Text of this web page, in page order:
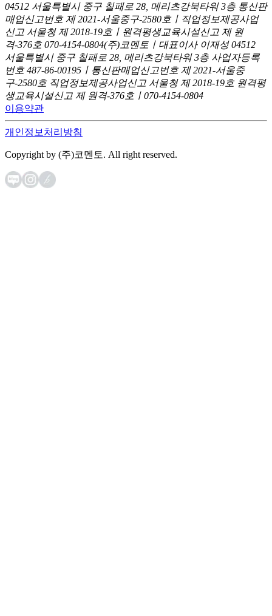
04512 서울특별시 중구 칠패로 28, 메리츠강북타워 3층 통신판
매업신고번호 제 2021-서울중구-2580호ㅣ직업정보제공사업
신고 서울청 제 2018-19호ㅣ원격평생교육시설신고 제 원
격-376호 070-4154-0804(주)코멘토ㅣ대표이사 이재성 04512
서울특별시 중구 칠패로 28, 메리츠강북타워 3층 사업자등록
번호 487-86-00195ㅣ통신판매업신고번호 제 2021-서울중
구-2580호 직업정보제공사업신고 서울청 제 2018-19호 원격평
생교육시설신고 제 원격-376호ㅣ070-4154-0804
이용약관
개인정보처리방침
Copyright by (주)코멘토. All right reserved.